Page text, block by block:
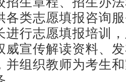
各类志愿填报咨询
进行志愿填报培训
威宣传解读资料、
并组织教师为考生